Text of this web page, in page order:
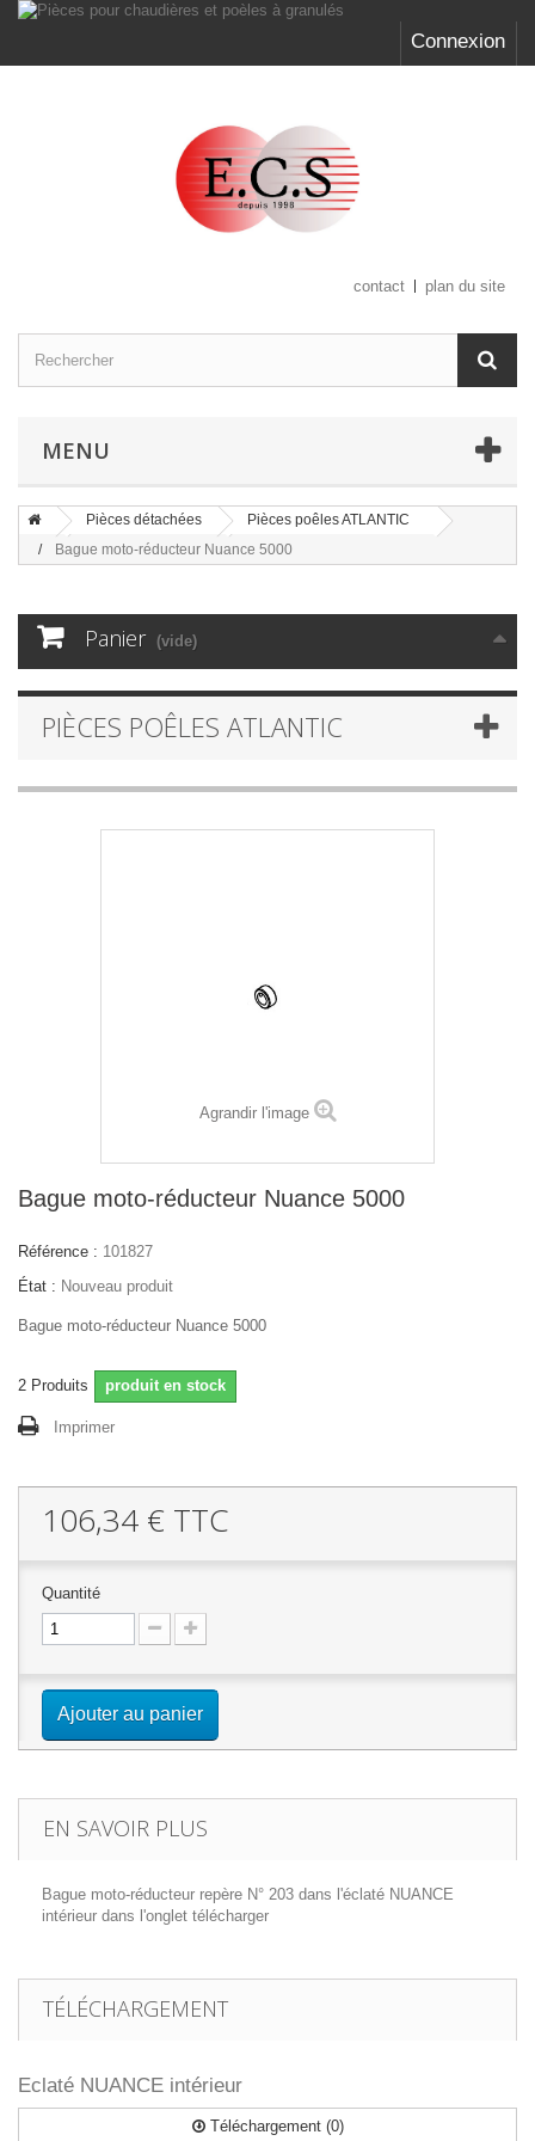
Connexion
contact plan du site
MENU
Pièces détachées
Pièces poêles ATLANTIC
Bague moto-réducteur Nuance 5000
Panier (vide)
PIÈCES POÊLES ATLANTIC
Agrandir l'image
Bague moto-réducteur Nuance 5000
Référence : 101827
État : Nouveau produit
Bague moto-réducteur Nuance 5000
2 Produits produit en stock
Imprimer
106,34 € TTC
Quantité
Ajouter au panier
EN SAVOIR PLUS
Bague moto-réducteur repère N° 203 dans l'éclaté NUANCE
intérieur dans l'onglet télécharger
TÉLÉCHARGEMENT
Eclaté NUANCE intérieur
Téléchargement (0)